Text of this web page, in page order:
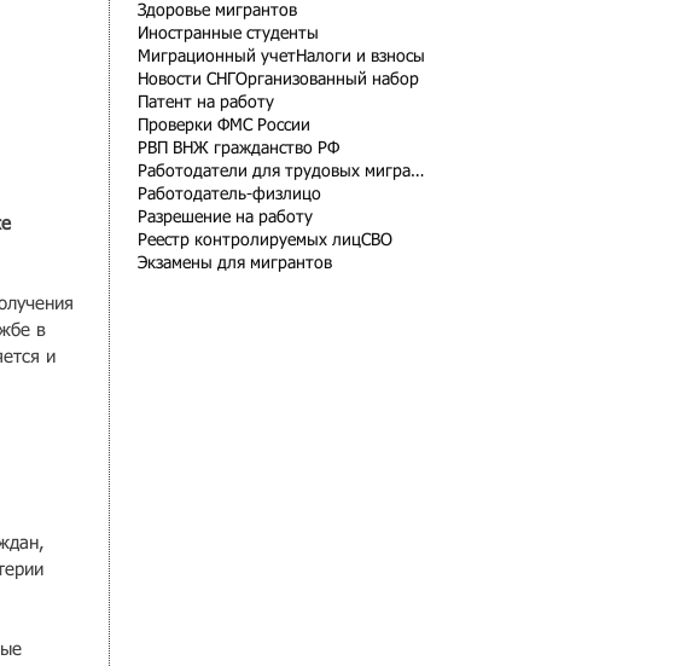
в
и
Здоровье мигрантов
Иностранные студенты
Миграционный учетНалоги и взносы
Новости СНГ Организованный набор
Патент на работу
Проверки ФМС России
РВП ВНЖ гражданство РФ
Работодатели для трудовых мигрантов
Работодатель-физлицо
Разрешение на работу
Реестр контролируемых лицСВО
Экзамены для мигрантов